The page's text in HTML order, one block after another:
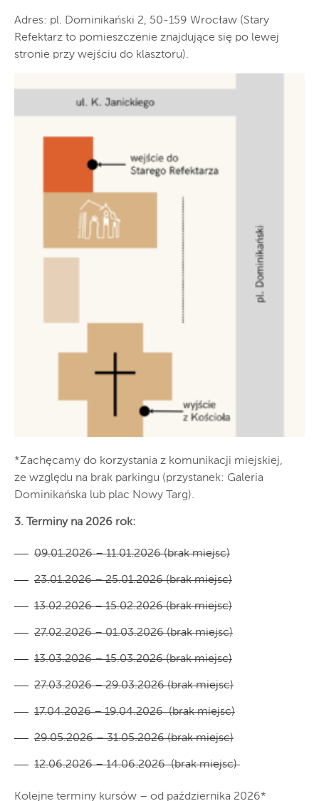
Adres: pl. Dominikański 2, 50-159 Wrocław (Stary
Refektarz to pomieszczenie znajdujące się po lewej
stronie przy wejściu do klasztoru).
*Zachęcamy do korzystania z komunikacji miejskiej,
ze względu na brak parkingu (przystanek: Galeria
Dominikańska lub plac Nowy Targ).
3. Terminy na 2026 rok:
09.01.2026 – 11.01.2026 (brak miejsc)
23.01.2026 – 25.01.2026 (brak miejsc)
13.02.2026 – 15.02.2026 (brak miejsc)
27.02.2026 – 01.03.2026 (brak miejsc)
13.03.2026 – 15.03.2026 (brak miejsc)
27.03.2026 – 29.03.2026 (brak miejsc)
17.04.2026 – 19.04.2026 (brak miejsc)
29.05.2026 – 31.05.2026 (brak miejsc)
12.06.2026 – 14.06.2026 (brak miejsc)
Kolejne terminy kursów – od października 2026*